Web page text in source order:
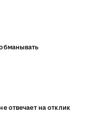
отвечает на отклик